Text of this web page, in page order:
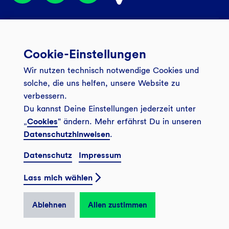
Banking App
Service
Onlinebanking Login
Sicheres Banking
FAQ
Kontakt
Newsletter
GLS Bank Magazin
Unsere Angebote
Girokonto
Mitgliederkonto
Tagesgeldkonto
Finanzieren
Investieren
Wo wirkt die GLS?
Weitersagen
Veranstaltungen
Filiale finden
Presse
Karriere
Kundenmagazin Bankspiegel
Sozial-ökologisch seit 1974
© 2026 GLS Gemeinschaftsbank eG
Vertrag widerrufen
Cookie-Einstellungen
Wir nutzen technisch notwendige Cookies und
solche, die uns helfen, unsere Website zu
verbessern.
Du kannst Deine Einstellungen jederzeit unter
„Cookies" ändern. Mehr erfährst Du in unseren
Datenschutzhinweisen.
Datenschutz Impressum
Lass mich wählen
Ablehnen Allen zustimmen